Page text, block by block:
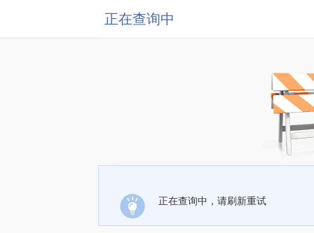
正在查询中
正在查询中，请刷新重试